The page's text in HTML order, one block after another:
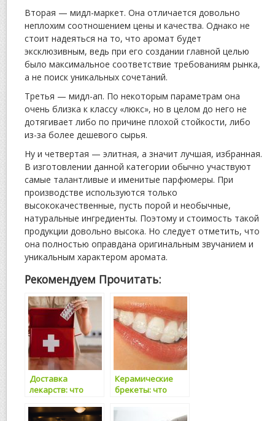
Вторая — мидл-маркет. Она отличается довольно
неплохим соотношением цены и качества. Однако не
стоит надеяться на то, что аромат будет
эксклюзивным, ведь при его создании главной целью
было максимальное соответствие требованиям рынка,
а не поиск уникальных сочетаний.
Третья — мидл-ап. По некоторым параметрам она
очень близка к классу «люкс», но в целом до него не
дотягивает либо по причине плохой стойкости, либо
из-за более дешевого сырья.
Ну и четвертая — элитная, а значит лучшая, избранная.
В изготовлении данной категории обычно участвуют
самые талантливые и именитые парфюмеры. При
производстве используются только
высококачественные, пусть порой и необычные,
натуральные ингредиенты. Поэтому и стоимость такой
продукции довольно высока. Но следует отметить, что
она полностью оправдана оригинальным звучанием и
уникальным характером аромата.
Рекомендуем Прочитать:
Доставка
лекарств: что
Керамические
брекеты: что